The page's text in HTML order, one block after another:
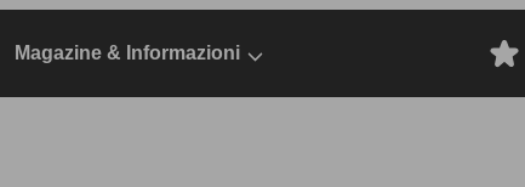
Magazine & Informazioni